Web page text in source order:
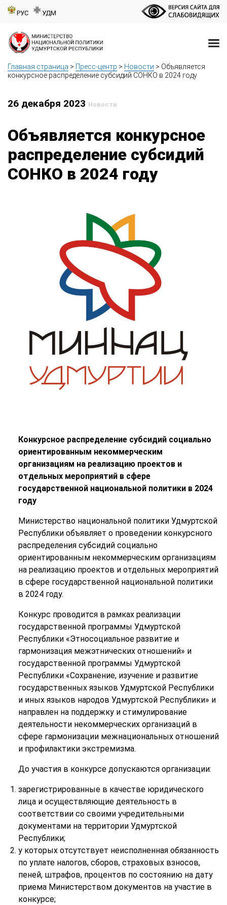
РУС УДМ
Главная страница > Пресс-центр > Новости > Объявляется
конкурсное распределение субсидий СОНКО в 2024 году
26 декабря 2023 Новости
Объявляется конкурсное
распределение субсидий
СОНКО в 2024 году
Конкурсное распределение субсидий социально
ориентированным некоммерческим
организациям на реализацию проектов и
отдельных мероприятий в сфере
государственной национальной политики в 2024
году
Министерство национальной политики Удмуртской
Республики объявляет о проведении конкурсного
распределения субсидий социально
ориентированным некоммерческим организациям
на реализацию проектов и отдельных мероприятий
в сфере государственной национальной политики
в 2024 году.
Конкурс проводится в рамках реализации
государственной программы Удмуртской
Республики «Этносоциальное развитие и
гармонизация межэтнических отношений» и
государственной программы Удмуртской
Республики «Сохранение, изучение и развитие
государственных языков Удмуртской Республики
и иных языков народов Удмуртской Республики» и
направлен на поддержку и стимулирование
деятельности некоммерческих организаций в
сфере гармонизации межнациональных отношений
и профилактики экстремизма.
До участия в конкурсе допускаются организации:
зарегистрированные в качестве юридического
лица и осуществляющие деятельность в
соответствии со своими учредительными
документами на территории Удмуртской
Республики;
у которых отсутствует неисполненная обязанность
по уплате налогов, сборов, страховых взносов,
пеней, штрафов, процентов по состоянию на дату
приема Министерством документов на участие в
конкурсе;